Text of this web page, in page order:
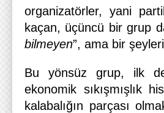
organizatörler, yani
kaçan, üçüncü bir grup
bilmeyen”, ama bir
Bu yönsüz grup, ilk
ekonomik sıkışmışlık
kalabalığın parçası